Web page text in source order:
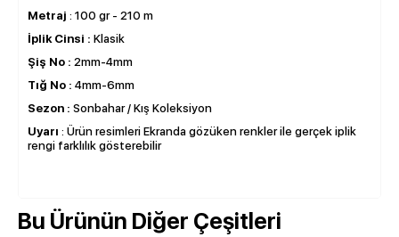
Metraj : 100 gr - 210 m
İplik Cinsi : Klasik
Şiş No : 2mm-4mm
Tığ No : 4mm-6mm
Sezon : Sonbahar / Kış Koleksiyon
Uyarı : Ürün resimleri Ekranda gözüken renkler ile gerçek iplik
rengi farklılık gösterebilir
Bu Ürünün Diğer Çeşitleri